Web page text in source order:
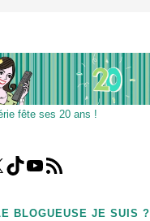
fête ses 20 ans !
TikTokYouTube
Flux RSS
BLOGUEUSE JE SUIS ?